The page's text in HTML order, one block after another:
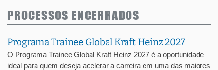
PROCESSOS ENCERRADOS
Programa Trainee Global Kraft Heinz 2027
O Programa Trainee Global Kraft Heinz 2027 é a oportunidade
ideal para quem deseja acelerar a carreira em uma das maiores